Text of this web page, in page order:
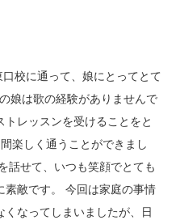
校に通って、娘にとってとて
娘は歌の経験がありませんで
トレッスンを受けることをと
楽しく通うことができまし
話せて、いつも笑顔でとても
素敵です。 今回は家庭の事情
なってしまいましたが、日